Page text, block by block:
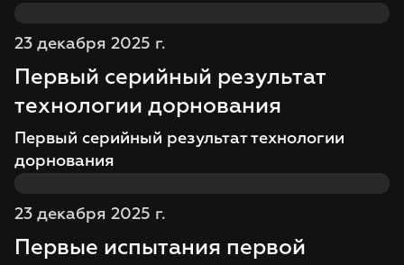
23 декабря 2025 г.
Первый серийный результат
технологии дорнования
Первый серийный результат технологии
дорнования
23 декабря 2025 г.
Первые испытания первой